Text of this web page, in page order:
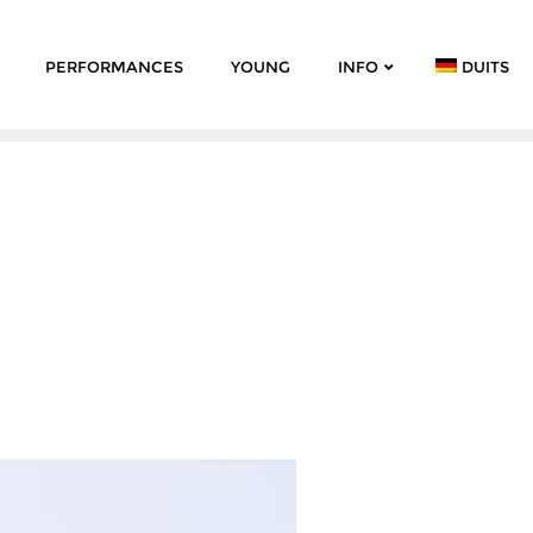
PERFORMANCES YOUNG INFO DUITS